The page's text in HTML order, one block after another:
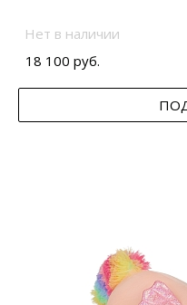
Нет в наличии
18 100 руб.